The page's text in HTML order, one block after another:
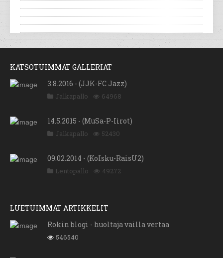
KATSOTUIMMAT GALLERIAT
3.8.2016 - (JJK-FC Jazz)
Jalkapallo 64968
14.5.2015 - (MuSa-P-Iirot)
Jalkapallo 52430
09.02.2014 - (KoIsku-RaisU2)
Lentopallo 49272
LUETUIMMAT ARTIKKELIT
Rokin blogi - huoltaja vailla vertaa
546540